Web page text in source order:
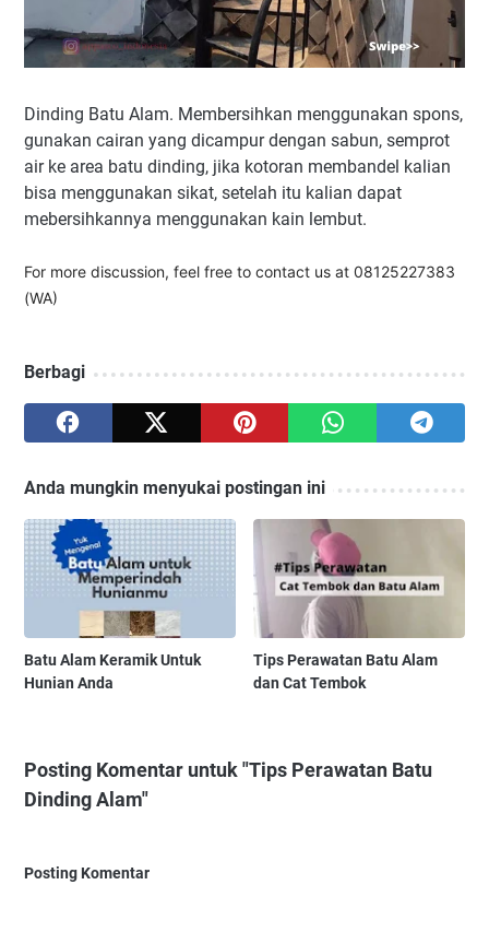
Dinding Batu Alam. Membersihkan menggunakan spons,
gunakan cairan yang dicampur dengan sabun, semprot
air ke area batu dinding, jika kotoran membandel kalian
bisa menggunakan sikat, setelah itu kalian dapat
mebersihkannya menggunakan kain lembut.
For more discussion, feel free to contact us at 08125227383
(WA)
Berbagi
Anda mungkin menyukai postingan ini
Batu Alam Keramik Untuk
Hunian Anda
Tips Perawatan Batu Alam
dan Cat Tembok
Posting Komentar untuk "Tips Perawatan Batu
Dinding Alam"
Posting Komentar